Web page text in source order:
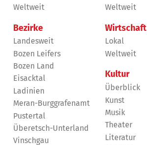
Weltweit
Bezirke
Landesweit
Bozen Leifers
Bozen Land
Eisacktal
Ladinien
Meran-Burggrafenamt
Pustertal
Überetsch-Unterland
Vinschgau
Weltweit
Wirtschaft
Lokal
Weltweit
Kultur
Überblick
Kunst
Musik
Theater
Literatur